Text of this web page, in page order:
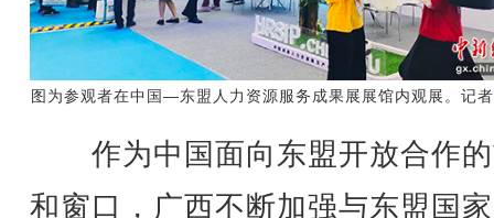
图为参观者在中国—东盟人力资源服务成果展展馆内观展。记
作为中国面向东盟开放合作
和窗口，广西不断加强与东盟国